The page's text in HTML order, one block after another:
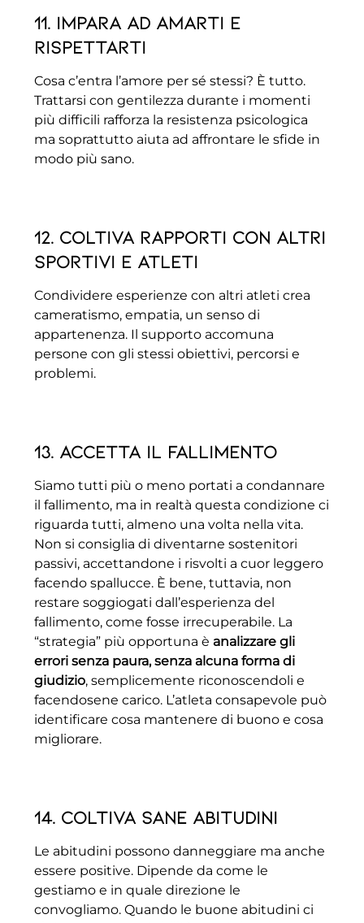
11. Impara ad amarti e
rispettarti
Cosa c’entra l’amore per sé stessi? È tutto.
Trattarsi con gentilezza durante i momenti
più difficili rafforza la resistenza psicologica
ma soprattutto aiuta ad affrontare le sfide in
modo più sano.
12. Coltiva rapporti con altri
sportivi e atleti
Condividere esperienze con altri atleti crea
cameratismo, empatia, un senso di
appartenenza. Il supporto accomuna
persone con gli stessi obiettivi, percorsi e
problemi.
13. Accetta il fallimento
Siamo tutti più o meno portati a condannare
il fallimento, ma in realtà questa condizione ci
riguarda tutti, almeno una volta nella vita.
Non si consiglia di diventarne sostenitori
passivi, accettandone i risvolti a cuor leggero
facendo spallucce. È bene, tuttavia, non
restare soggiogati dall’esperienza del
fallimento, come fosse irrecuperabile. La
“strategia” più opportuna è analizzare gli
errori senza paura, senza alcuna forma di
giudizio, semplicemente riconoscendoli e
facendosene carico. L’atleta consapevole può
identificare cosa mantenere di buono e cosa
migliorare.
14. Coltiva sane abitudini
Le abitudini possono danneggiare ma anche
essere positive. Dipende da come le
gestiamo e in quale direzione le
convogliamo. Quando le buone abitudini ci